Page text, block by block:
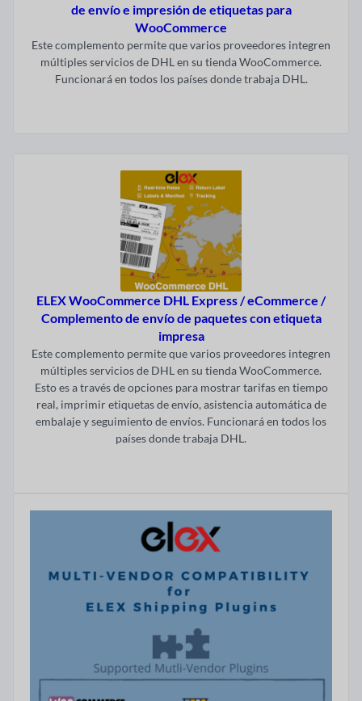
de envío e impresión de etiquetas para
WooCommerce
Este complemento permite que varios proveedores integren
múltiples servicios de DHL en su tienda WooCommerce.
Funcionará en todos los países donde trabaja DHL.
ELEX WooCommerce DHL Express / eCommerce /
Complemento de envío de paquetes con etiqueta
impresa
Este complemento permite que varios proveedores integren
múltiples servicios de DHL en su tienda WooCommerce.
Esto es a través de opciones para mostrar tarifas en tiempo
real, imprimir etiquetas de envío, asistencia automática de
embalaje y seguimiento de envíos. Funcionará en todos los
países donde trabaja DHL.